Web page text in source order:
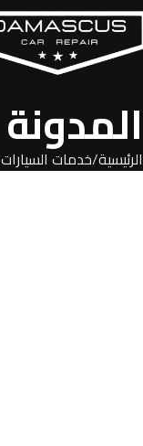
المدونة
الرئيسية خدمات السيارات